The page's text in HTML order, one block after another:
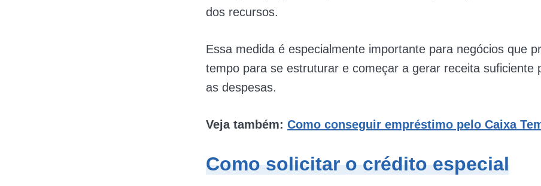
dos recursos.
Essa medida é especialmente importante para negócios que
tempo para se estruturar e começar a gerar receita suficiente
as despesas.
Veja também: Como conseguir empréstimo pelo Caixa
Como solicitar o crédito especial